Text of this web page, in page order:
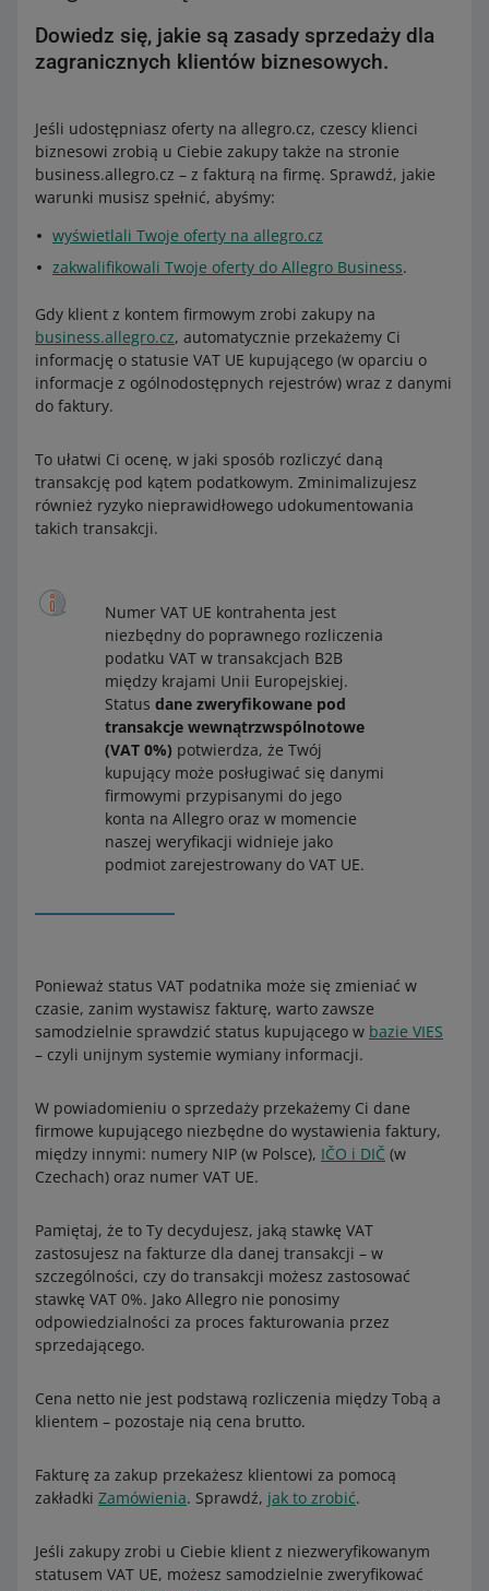
VAT UE(w oparciu o informacje z ogólnodostępnych
rejestrów) wraz z danymi do faktury. To ułatwi Ci decyzję,
Dowiedz się, jakie są zasady sprzedaży dla
zagranicznych klientów biznesowych.
Jeśli udostępniasz oferty na allegro.cz, czescy klienci
biznesowi zrobią u Ciebie zakupy także na stronie
business.allegro.cz – z fakturą na firmę. Sprawdź, jakie
warunki musisz spełnić, abyśmy:
wyświetlali Twoje oferty na allegro.cz
zakwalifikowali Twoje oferty do Allegro Business.
Gdy klient z kontem firmowym zrobi zakupy na
business.allegro.cz, automatycznie przekażemy Ci
informację o statusie VAT UE kupującego (w oparciu o
informacje z ogólnodostępnych rejestrów) wraz z danymi
do faktury.
To ułatwi Ci ocenę, w jaki sposób rozliczyć daną
transakcję pod kątem podatkowym. Zminimalizujesz
również ryzyko nieprawidłowego udokumentowania
takich transakcji.
Numer VAT UE kontrahenta jest
niezbędny do poprawnego rozliczenia
podatku VAT w transakcjach B2B
między krajami Unii Europejskiej.
Status dane zweryfikowane pod
transakcje wewnątrzwspólnotowe
(VAT 0%) potwierdza, że Twój
kupujący może posługiwać się danymi
firmowymi przypisanymi do jego
konta na Allegro oraz w momencie
naszej weryfikacji widnieje jako
podmiot zarejestrowany do VAT UE.
Ponieważ status VAT podatnika może się zmieniać w
czasie, zanim wystawisz fakturę, warto zawsze
samodzielnie sprawdzić status kupującego w bazie VIES
– czyli unijnym systemie wymiany informacji.
W powiadomieniu o sprzedaży przekażemy Ci dane
firmowe kupującego niezbędne do wystawienia faktury,
między innymi: numery NIP (w Polsce), IČO i DIČ (w
Czechach) oraz numer VAT UE.
Pamiętaj, że to Ty decydujesz, jaką stawkę VAT
zastosujesz na fakturze dla danej transakcji – w
szczególności, czy do transakcji możesz zastosować
stawkę VAT 0%. Jako Allegro nie ponosimy
odpowiedzialności za proces fakturowania przez
sprzedającego.
Cena netto nie jest podstawą rozliczenia między Tobą a
klientem – pozostaje nią cena brutto.
Fakturę za zakup przekażesz klientowi za pomocą
zakładki Zamówienia. Sprawdź, jak to zrobić.
Jeśli zakupy zrobi u Ciebie klient z niezweryfikowanym
statusem VAT UE, możesz samodzielnie zweryfikować